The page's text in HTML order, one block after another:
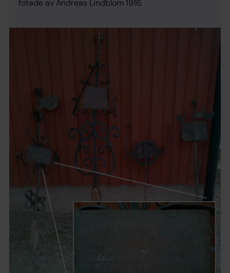
fotade av Andreas Lindblom 1916.